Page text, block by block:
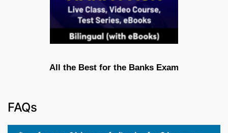
All the Best for the Banks Exam
FAQs